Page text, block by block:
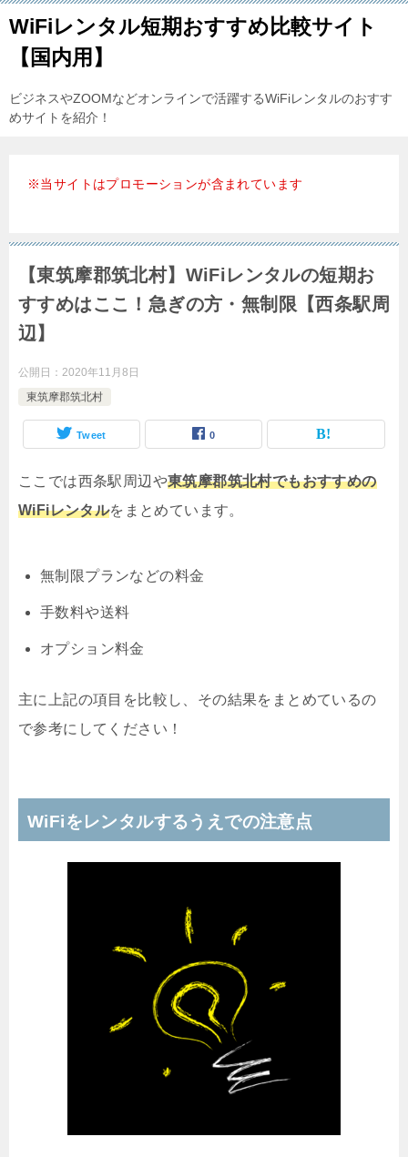
WiFiレンタル短期おすすめ比較サイト
【国内用】
ビジネスやZOOMなどオンラインで活躍するWiFiレンタルのおすす
めサイトを紹介！
※当サイトはプロモーションが含まれています
【東筑摩郡筑北村】WiFiレンタルの短期お
すすめはここ！急ぎの方・無制限【西条駅周
辺】
公開日： 2020年11月8日
東筑摩郡筑北村
Tweet 0
ここでは西条駅周辺や東筑摩郡筑北村でもおすすめの
WiFiレンタルをまとめています。
無制限プランなどの料金
手数料や送料
オプション料金
主に上記の項目を比較し、その結果をまとめているの
で参考にしてください！
WiFiをレンタルするうえでの注意点